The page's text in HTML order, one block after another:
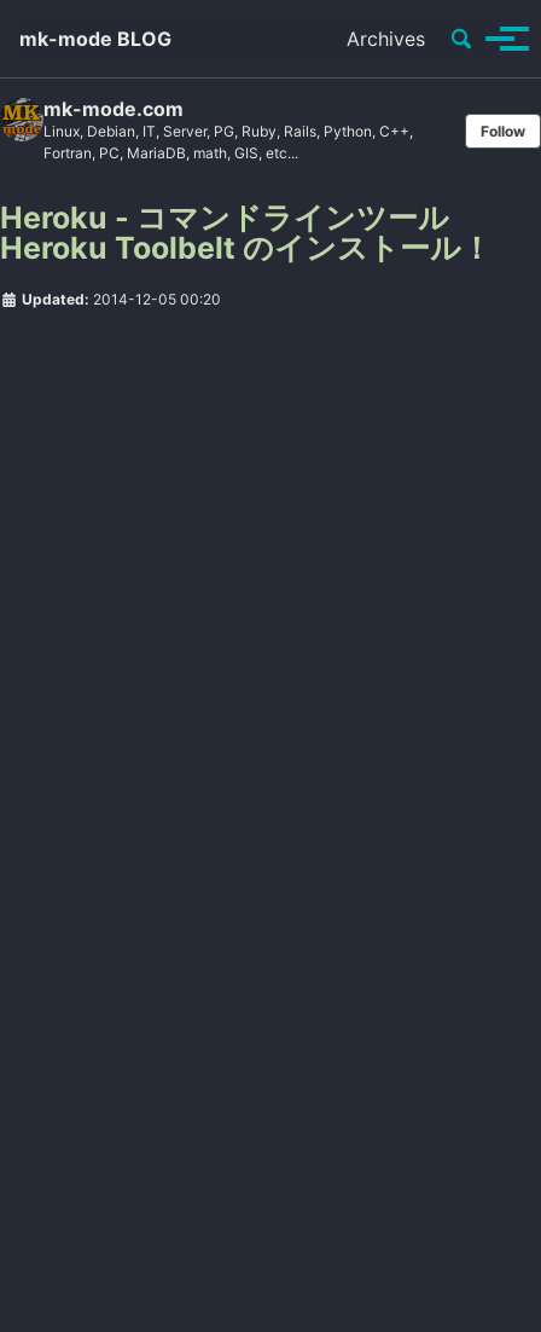
mk-mode BLOG Archives Toggle
mk-mode.com
Linux, Debian, IT, Server, PG, Ruby, Rails, Python, C++,
Fortran, PC, MariaDB, math, GIS, etc...
Follow
Heroku - コマンドラインツール
Heroku Toolbelt のインストール！
Updated: 2014-12-05 00:20